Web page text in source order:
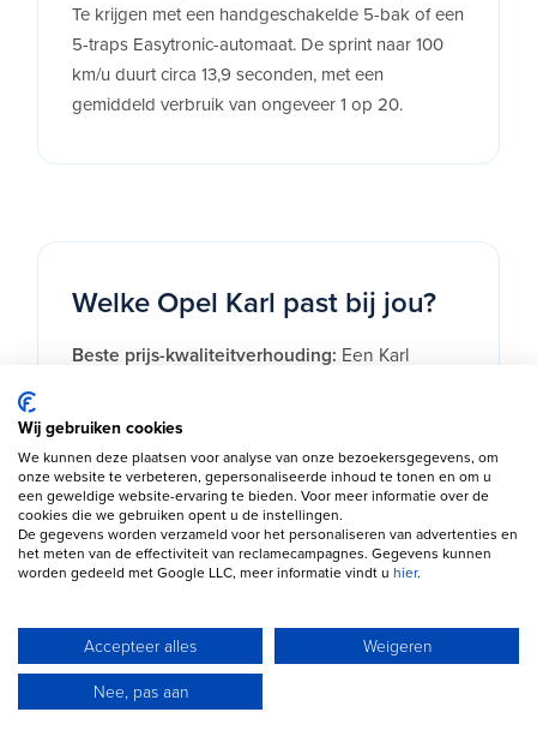
Te krijgen met een handgeschakelde 5-bak of een
5-traps Easytronic-automaat. De sprint naar 100
km/u duurt circa 13,9 seconden, met een
gemiddeld verbruik van ongeveer 1 op 20.
Welke Opel Karl past bij jou?
Beste prijs-kwaliteitverhouding: Een Karl
voor dagelijks gebruik tegen de laagste
occasionprijs binnen het gamma.
Voor starters en jonge bestuurders:De
overzichtelijke afmetingen en lage
gebruikskosten maken de Karl een logische
Voor gezinnen op zoek naar een tweede auto:
Dankzij vijf deuren en een verrassend ruim
interieur is de Karl ook praktisch inzetbaar als
Wij gebruiken cookies
We kunnen deze plaatsen voor analyse van onze bezoekersgegevens, om
onze website te verbeteren, gepersonaliseerde inhoud te tonen en om u
een geweldige website-ervaring te bieden. Voor meer informatie over de
cookies die we gebruiken opent u de instellingen.
De gegevens worden verzameld voor het personaliseren van advertenties en
het meten van de effectiviteit van reclamecampagnes. Gegevens kunnen
worden gedeeld met Google LLC, meer informatie vindt u hier.
Accepteer alles
Weigeren
Nee, pas aan